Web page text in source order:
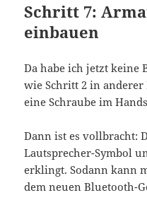
Schritt 7:
einbauen
Da habe ich jetzt keine
wie Schritt 2 in
eine Schraube im
Dann ist es vollbracht:
Lautsprecher-Symbol
erklingt. Sodann kann
dem neuen Bluetooth-